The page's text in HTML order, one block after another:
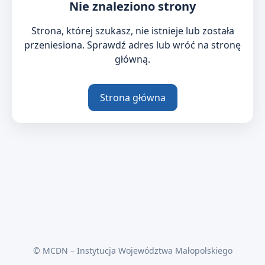
Nie znaleziono strony
Strona, której szukasz, nie istnieje lub została
przeniesiona. Sprawdź adres lub wróć na stronę
główną.
Strona główna
© MCDN – Instytucja Województwa Małopolskiego